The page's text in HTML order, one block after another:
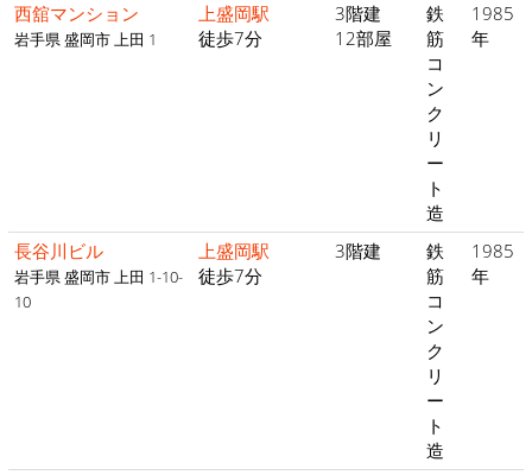
西舘マンション
岩手県 盛岡市 上田 1
上盛岡駅
徒歩7分
3階建
12部屋
鉄
筋
コ
ン
ク
リ
ー
ト
造
1985
年
長谷川ビル
岩手県 盛岡市 上田 1-10-
10
上盛岡駅
徒歩7分
3階建
鉄
筋
コ
ン
ク
リ
ー
ト
造
1985
年